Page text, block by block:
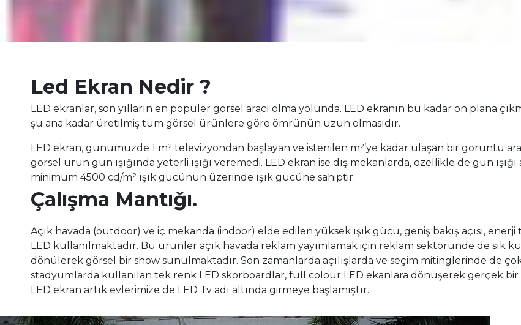
Led Ekran Nedir ?
LED ekranlar, son yılların en popüler görsel aracı olma yolunda. LED ekranın bu kadar ön plana
şu ana kadar üretilmiş tüm görsel ürünlere göre ömrünün uzun olmasıdır.
LED ekran, günümüzde 1 m² televizyondan başlayan ve istenilen m²’ye kadar ulaşan bir görüntü
görsel ürün gün ışığında yeterli ışığı veremedi. LED ekran ise dış mekanlarda, özellikle de gün
minimum 4500 cd/m² ışık gücünün üzerinde ışık gücüne sahiptir.
Çalışma Mantığı.
Açık havada (outdoor) ve iç mekanda (indoor) elde edilen yüksek ışık gücü, geniş bakış açısı,
LED kullanılmaktadır. Bu ürünler açık havada reklam yayımlamak için reklam sektöründe de sık
dönülerek görsel bir show sunulmaktadır. Son zamanlarda açılışlarda ve seçim mitinglerinde de
stadyumlarda kullanılan tek renk LED skorboardlar, full colour LED ekanlara dönüşerek gerçek
LED ekran artık evlerimize de LED Tv adı altında girmeye başlamıştır.